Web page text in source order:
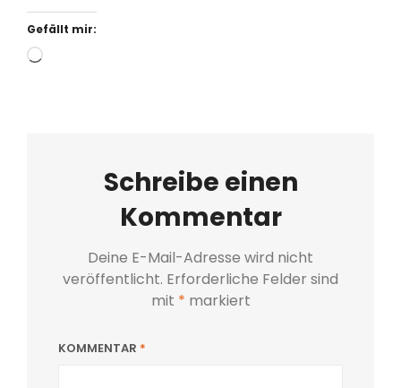
Gefällt mir:
Wird
Schreibe einen
Kommentar
Deine E-Mail-Adresse wird nicht
veröffentlicht. Erforderliche Felder sind
mit * markiert
KOMMENTAR *